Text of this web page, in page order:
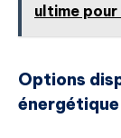
ultime
Options